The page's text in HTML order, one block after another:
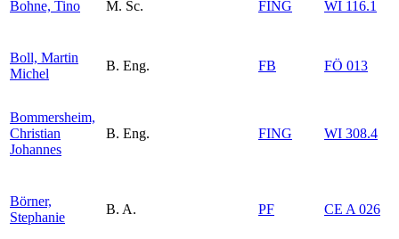
Bohne, Tino M. Sc. FING WI 116.1
Boll, Martin
Michel
B. Eng. FB FÖ 013
Bommersheim,
Christian
Johannes
B. Eng. FING WI 308.4
Börner,
Stephanie
B. A. PF CE A 026